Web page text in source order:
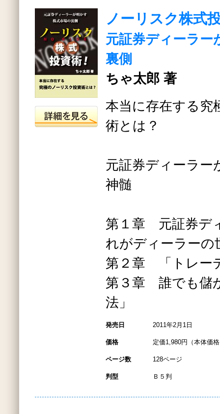
ノーリスク株式
元証券ディーラー
裏側
ちゃ太郎 著
本当に存在する究
術とは？
元証券ディーラー
神髄
第１章 元証券デ
れがディーラーの
第２章 「トレー
第３章 誰でも儲
法」
発売日 2011年2月1日
価格 定価1,980円（本体価
ページ数 128ページ
判型 Ｂ５判